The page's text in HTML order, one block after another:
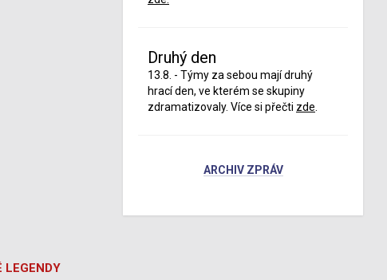
Druhý den
13.8. - Týmy za sebou mají druhý
hrací den, ve kterém se skupiny
zdramatizovaly. Více si přečti zde
ARCHIV ZPRÁV
LEGENDY